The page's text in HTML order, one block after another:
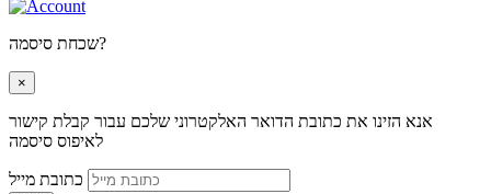
שכחת סיסמה?
×
אנא הזינו את כתובת הדואר האלקטרוני שלכם עבור קבלת קישור
לאיפוס סיסמה